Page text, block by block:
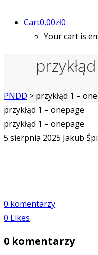
Cart0,00zł0
Your cart is
PNDD > przykłąd 1 –
przykłąd 1 – onepage
przykłąd 1 – onepage
5 sierpnia 2025 Jakub
0 komentarzy
0 Likes
0 komentarzy